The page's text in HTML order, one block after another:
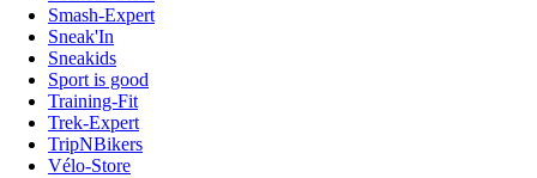
Smash-Expert
Sneak'In
Sneakids
Sport is good
Training-Fit
Trek-Expert
TripNBikers
Vélo-Store